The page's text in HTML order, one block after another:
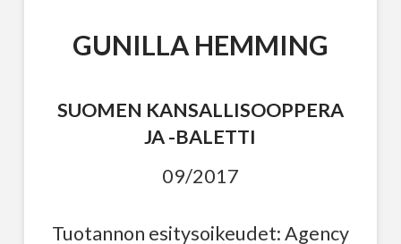
GUNILLA HEMMING
SUOMEN KANSALLISOOPPERA
JA -BALETTI
09/2017
Tuotannon esitysoikeudet: Agency